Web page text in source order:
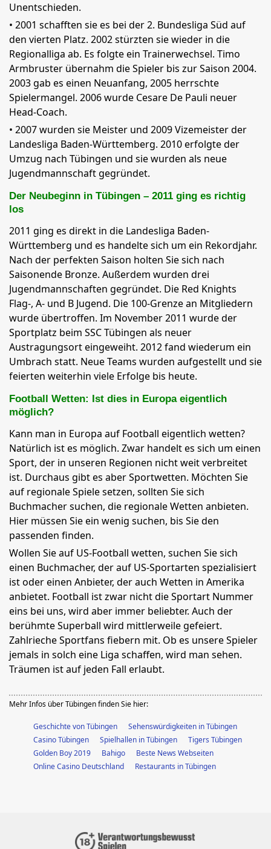
Unentschieden.
• 2001 schafften sie es bei der 2. Bundesliga Süd auf
den vierten Platz. 2002 stürzten sie wieder in die
Regionalliga ab. Es folgte ein Trainerwechsel. Timo
Armbruster übernahm die Spieler bis zur Saison 2004.
2003 gab es einen Neuanfang, 2005 herrschte
Spielermangel. 2006 wurde Cesare De Pauli neuer
Head-Coach.
• 2007 wurden sie Meister und 2009 Vizemeister der
Landesliga Baden-Württemberg. 2010 erfolgte der
Umzug nach Tübingen und sie wurden als neue
Jugendmannschaft gegründet.
Der Neubeginn in Tübingen – 2011 ging es richtig
los
2011 ging es direkt in die Landesliga Baden-
Württemberg und es handelte sich um ein Rekordjahr.
Nach der perfekten Saison holten Sie sich nach
Saisonende Bronze. Außerdem wurden drei
Jugendmannschaften gegründet. Die Red Knights
Flag-, A- und B Jugend. Die 100-Grenze an Mitgliedern
wurde übertroffen. Im November 2011 wurde der
Sportplatz beim SSC Tübingen als neuer
Austragungsort eingeweiht. 2012 fand wiederum ein
Umbrach statt. Neue Teams wurden aufgestellt und sie
feierten weiterhin viele Erfolge bis heute.
Football Wetten: Ist dies in Europa eigentlich
möglich?
Kann man in Europa auf Football eigentlich wetten?
Natürlich ist es möglich. Zwar handelt es sich um einen
Sport, der in unseren Regionen nicht weit verbreitet
ist. Durchaus gibt es aber Sportwetten. Möchten Sie
auf regionale Spiele setzen, sollten Sie sich
Buchmacher suchen, die regionale Wetten anbieten.
Hier müssen Sie ein wenig suchen, bis Sie den
passenden finden.
Wollen Sie auf US-Football wetten, suchen Sie sich
einen Buchmacher, der auf US-Sportarten spezialisiert
ist oder einen Anbieter, der auch Wetten in Amerika
anbietet. Football ist zwar nicht die Sportart Nummer
eins bei uns, wird aber immer beliebter. Auch der
berühmte Superball wird mittlerweile gefeiert.
Zahlrieche Sportfans fiebern mit. Ob es unsere Spieler
jemals in solch eine Liga schaffen, wird man sehen.
Träumen ist auf jeden Fall erlaubt.
Mehr Infos über Tübingen finden Sie hier:
Geschichte von Tübingen
Sehenswürdigkeiten in Tübingen
Casino Tübingen
Spielhallen in Tübingen
Tigers Tübingen
Golden Boy 2019
Bahigo
Beste News Webseiten
Online Casino Deutschland
Restaurants in Tübingen